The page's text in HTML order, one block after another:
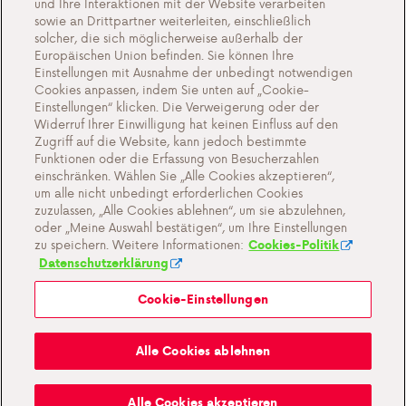
Kontakt
Cookie-Einstellungen
Wichtige Dokumente und Allgemeine
Geschaftsbedingungen
Datenschutz- und Cookie-Richtlinien
Mein Antargaz
Ein Gasgeruch?
sowie an Drittpartner weiterleiten, einschließlich
solcher, die sich möglicherweise außerhalb der
Europäischen Union befinden. Sie können Ihre
Einstellungen mit Ausnahme der unbedingt notwendigen
Cookies anpassen, indem Sie unten auf „Cookie-
Einstellungen“ klicken. Die Verweigerung oder der
Widerruf Ihrer Einwilligung hat keinen Einfluss auf den
Zugriff auf die Website, kann jedoch bestimmte
Funktionen oder die Erfassung von Besucherzahlen
einschränken. Wählen Sie „Alle Cookies akzeptieren“,
um alle nicht unbedingt erforderlichen Cookies
zuzulassen, „Alle Cookies ablehnen“, um sie abzulehnen,
oder „Meine Auswahl bestätigen“, um Ihre Einstellungen
zu speichern. Weitere Informationen: Cookies-Politik
Datenschutzerklärung
Cookie-Einstellungen
Alle Cookies ablehnen